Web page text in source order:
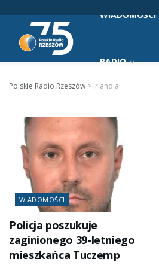
WIADOMOŚCI
RADIO
Polskie Radio Rzeszów > Irlandia
WIADOMOŚCI
Policja poszukuje
zaginionego 39-letniego
mieszkańca Tuczemp